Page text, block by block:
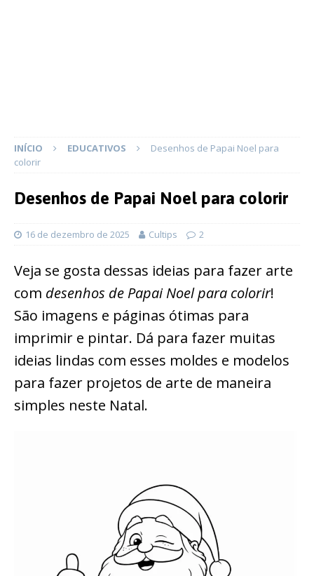
INÍCIO EDUCATIVOS
Desenhos de Papai Noel para
colorir
Desenhos de Papai Noel para colorir
16 de dezembro de 2025 Cultips 2
Veja se gosta dessas ideias para fazer arte
com desenhos de Papai Noel para colorir!
São imagens e páginas ótimas para
imprimir e pintar. Dá para fazer muitas
ideias lindas com esses moldes e modelos
para fazer projetos de arte de maneira
simples neste Natal.